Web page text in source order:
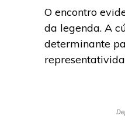
O encontro
da legenda. A
determinante